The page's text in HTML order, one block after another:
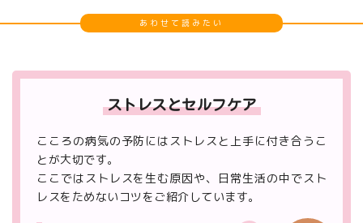
あわせて読みたい
ストレスとセルフケア
こころの病気の予防にはストレスと上手に付き合うこ
とが大切です。
ここではストレスを生む原因や、日常生活の中でスト
レスをためないコツをご紹介しています。